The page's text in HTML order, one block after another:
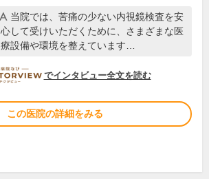
当院では、苦痛の少ない内視鏡検査を安
心して受けいただくために、さまざまな医
療設備や環境を整えています…
DOCTORVIEW
でインタビュー全文を読む
この医院の詳細をみる